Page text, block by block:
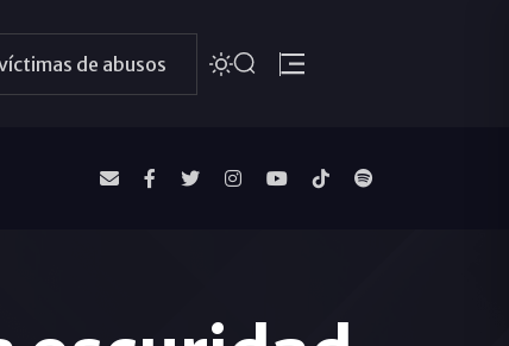
de abusos